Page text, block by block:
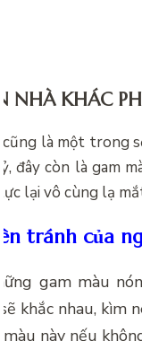
NHÀ KHÁC
cũng là một trong
đây còn là gam
lại vô cùng lạ
tránh của
gam màu
khắc nhau, kìm
này nếu